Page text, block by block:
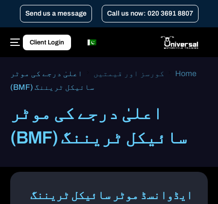
Call us now: 020 3691 8807
Send us a message
Client Login
Home کورسز اور قیمتیں
اعلیٰ درجے کی موٹر
سائیکل ٹریننگ (BMF)
اعلیٰ درجے کی موٹر
سائیکل ٹریننگ (BMF)
ایڈوانسڈ موٹر سائیکل ٹریننگ